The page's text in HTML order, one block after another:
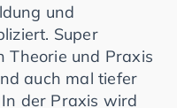
und
Super
Theorie und Praxis
auch mal tiefer
der Praxis wird